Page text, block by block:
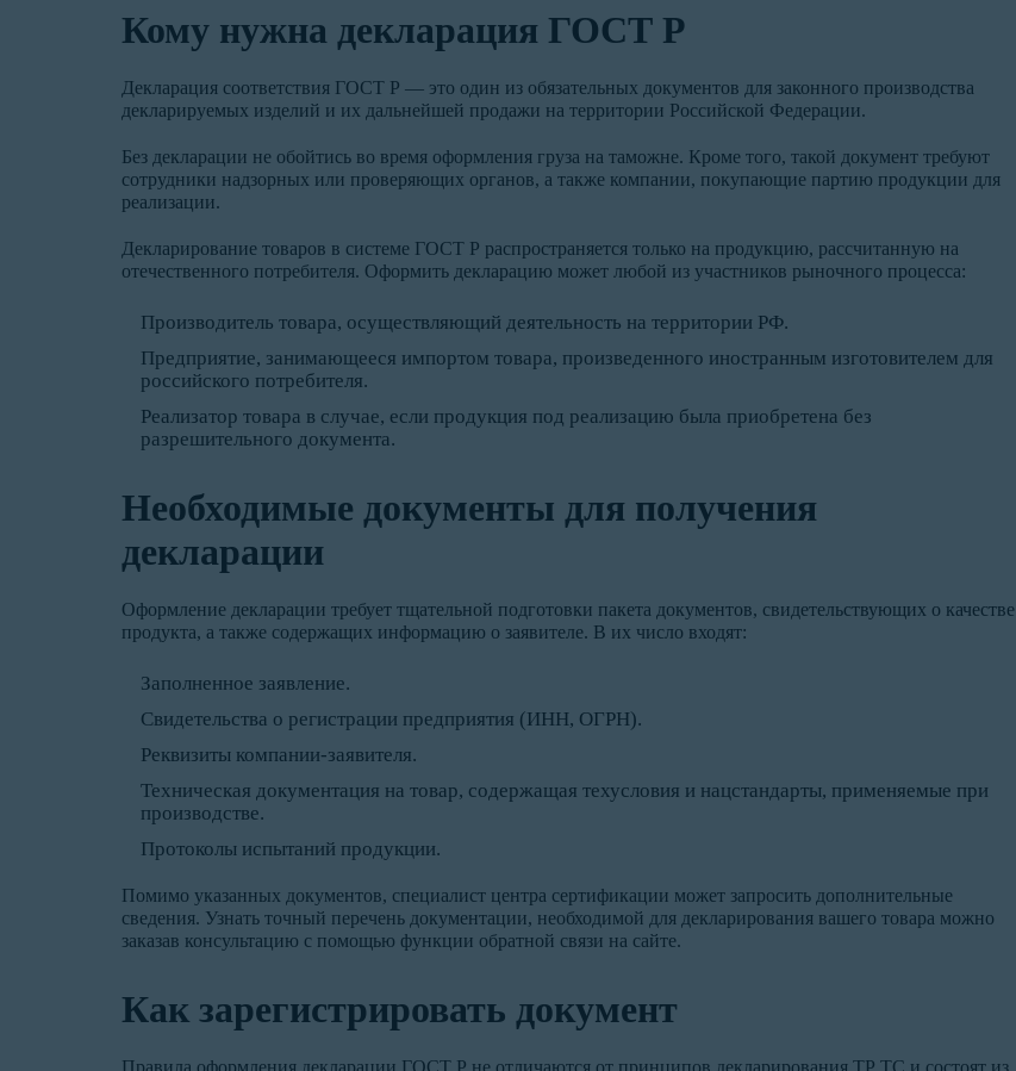
Кому нужна декларация ГОСТ Р
Декларация соответствия ГОСТ Р — это один из обязательных документов для законного производства
декларируемых изделий и их дальнейшей продажи на территории Российской Федерации.
Без декларации не обойтись во время оформления груза на таможне. Кроме того, такой документ требуют
сотрудники надзорных или проверяющих органов, а также компании, покупающие партию продукции для
реализации.
Декларирование товаров в системе ГОСТ Р распространяется только на продукцию, рассчитанную на
отечественного потребителя. Оформить декларацию может любой из участников рыночного процесса:
Производитель товара, осуществляющий деятельность на территории РФ.
Предприятие, занимающееся импортом товара, произведенного иностранным изготовителем для
российского потребителя.
Реализатор товара в случае, если продукция под реализацию была приобретена без
разрешительного документа.
Необходимые документы для получения
декларации
Оформление декларации требует тщательной подготовки пакета документов, свидетельствующих о качестве
продукта, а также содержащих информацию о заявителе. В их число входят:
Заполненное заявление.
Свидетельства о регистрации предприятия (ИНН, ОГРН).
Реквизиты компании-заявителя.
Техническая документация на товар, содержащая техусловия и нацстандарты, применяемые при
производстве.
Протоколы испытаний продукции.
Помимо указанных документов, специалист центра сертификации может запросить дополнительные
сведения. Узнать точный перечень документации, необходимой для декларирования вашего товара можно
заказав консультацию с помощью функции обратной связи на сайте.
Как зарегистрировать документ